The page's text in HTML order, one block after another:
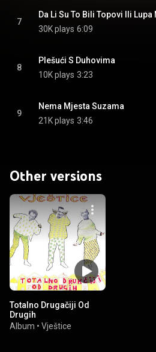
7
Da Li Su To Bili Topovi Ili Lupa
30K plays 6:09
8
Plešući S Duhovima
10K plays 3:23
9
Nema Mjesta Suzama
21K plays 3:46
Other versions
Totalno Drugačiji Od
Drugih
Album • Vještice